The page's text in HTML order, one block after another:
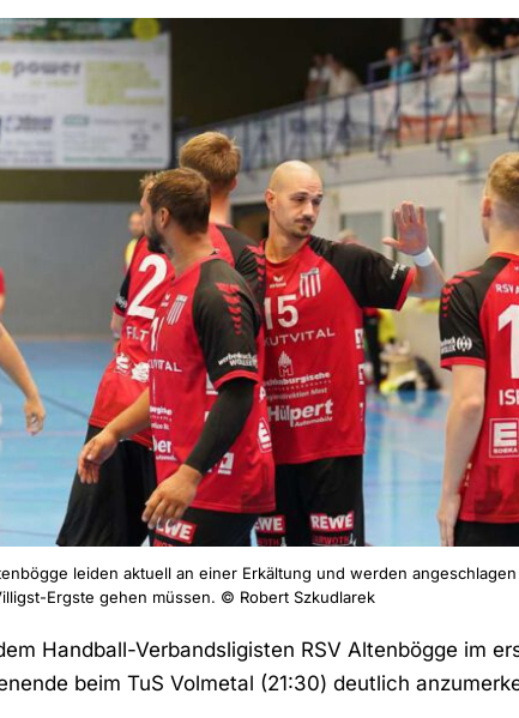
leiden aktuell an einer Erkältung und werden
Ergste gehen müssen. © Robert Szkudlarek
Handball-Verbandsligisten RSV Altenbögge im
beim TuS Volmetal (21:30) deutlich